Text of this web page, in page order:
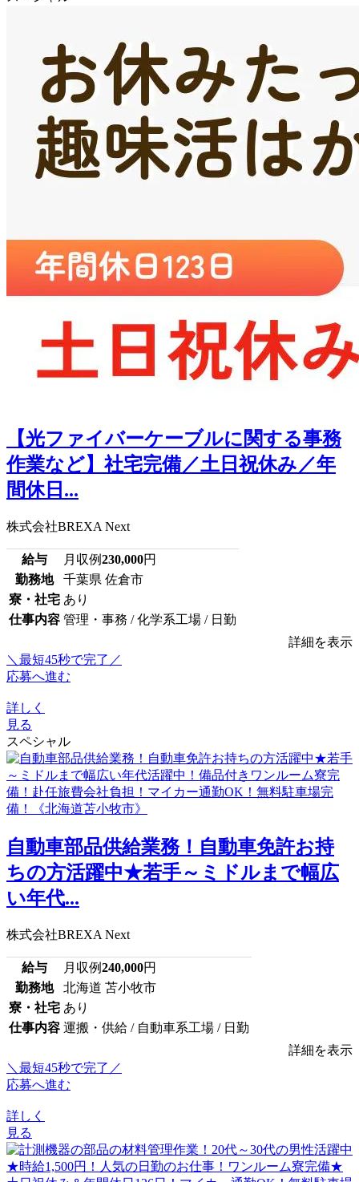
【光ファイバーケーブルに関する事務
作業など】社宅完備／土日祝休み／年
間休日...
株式会社BREXA Next
給与 月収例230,000円
勤務地
千葉県 佐倉市
寮・社宅 あり
仕事内容 管理・事務 / 化学系工場 / 日勤
詳細を表示
＼最短45秒で完了／
応募へ進む
詳しく
見る
スペシャル
自動車部品供給業務！自動車免許お持
ちの方活躍中★若手～ミドルまで幅広
い年代...
株式会社BREXA Next
給与 月収例240,000円
勤務地
北海道 苫小牧市
寮・社宅 あり
仕事内容 運搬・供給 / 自動車系工場 / 日勤
詳細を表示
＼最短45秒で完了／
応募へ進む
詳しく
見る